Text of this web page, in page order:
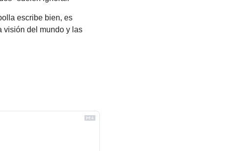
escribe bien, es
visión del mundo y las